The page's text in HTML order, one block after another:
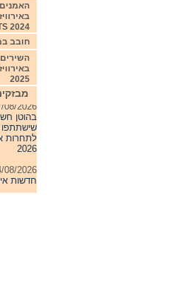
2024
חובב
2025
2026 00:05
בהוטן
לתחרות
2026
2026 11:06
חדשות